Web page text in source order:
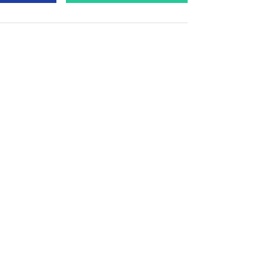
えた、汎用性の高いクリーナーです。